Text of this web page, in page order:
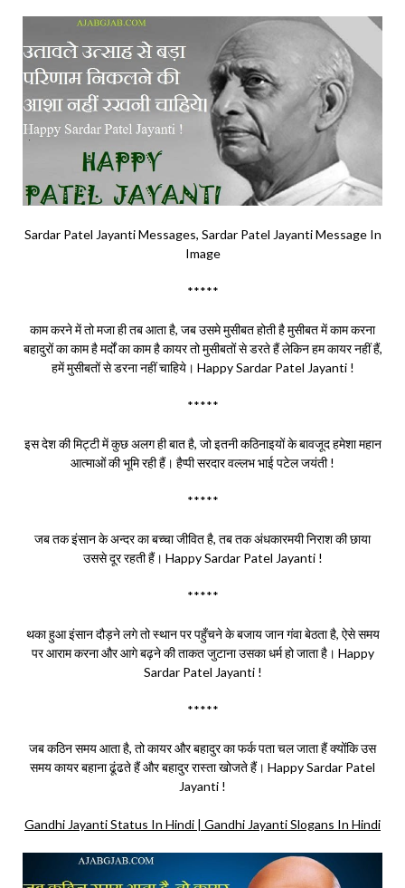
Sardar Patel Jayanti Messages, Sardar Patel Jayanti Message In
Image
*****
काम करने में तो मजा ही तब आता है, जब उसमे मुसीबत होती है मुसीबत में काम करना
बहादुरों का काम है मर्दों का काम है कायर तो मुसीबतों से डरते हैं लेकिन हम कायर नहीं हैं,
हमें मुसीबतों से डरना नहीं चाहिये। Happy Sardar Patel Jayanti !
*****
इस देश की मिट्टी में कुछ अलग ही बात है, जो इतनी कठिनाइयों के बावजूद हमेशा महान
आत्माओं की भूमि रही हैं। हैप्पी सरदार वल्लभ भाई पटेल जयंती !
*****
जब तक इंसान के अन्दर का बच्चा जीवित है, तब तक अंधकारमयी निराश की छाया
उससे दूर रहती हैं। Happy Sardar Patel Jayanti !
*****
थका हुआ इंसान दौड़ने लगे तो स्थान पर पहुँचने के बजाय जान गंवा बेठता है, ऐसे समय
पर आराम करना और आगे बढ़ने की ताकत जुटाना उसका धर्म हो जाता है। Happy
Sardar Patel Jayanti !
*****
जब कठिन समय आता है, तो कायर और बहादुर का फर्क पता चल जाता हैं क्योंकि उस
समय कायर बहाना ढूंढते हैं और बहादुर रास्ता खोजते हैं। Happy Sardar Patel
Jayanti !
Gandhi Jayanti Status In Hindi | Gandhi Jayanti Slogans In Hindi